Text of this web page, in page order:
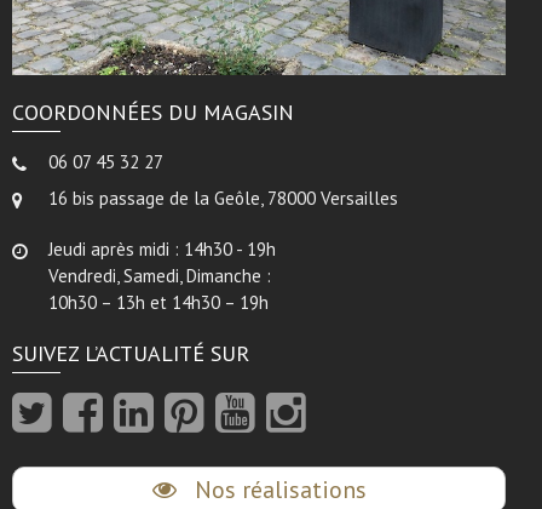
COORDONNÉES DU MAGASIN
06 07 45 32 27
16 bis passage de la Geôle, 78000 Versailles
Jeudi après midi : 14h30 - 19h
Vendredi, Samedi, Dimanche :
10h30 – 13h et 14h30 – 19h
SUIVEZ L’ACTUALITÉ SUR
Nos réalisations